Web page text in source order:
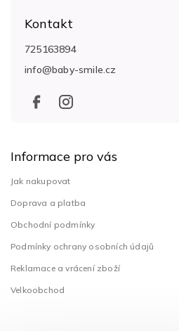
Kontakt
info@baby-smile.cz
725163894
Informace pro vás
Jak nakupovat
Doprava a platba
Obchodní podmínky
Podmínky ochrany osobních údajů
Reklamace a vrácení zboží
Velkoobchod